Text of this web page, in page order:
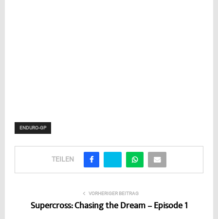
ENDURO-GP
TEILEN
VORHERIGER BEITRAG
Supercross: Chasing the Dream – Episode 1